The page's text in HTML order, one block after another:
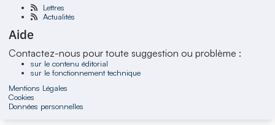
Lettres
Actualités
Aide
Contactez-nous pour toute suggestion ou problème :
sur le contenu éditorial
sur le fonctionnement technique
Mentions Légales
Cookies
Données personnelles